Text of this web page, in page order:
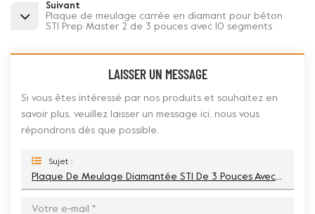
Suivant
Plaque de meulage carrée en diamant pour béton
STI Prep Master 2 de 3 pouces avec 10 segments
LAISSER UN MESSAGE
Si vous êtes intéressé par nos produits et souhaitez en
savoir plus, veuillez laisser un message ici, nous vous
répondrons dès que possible.
Sujet :
Plaque De Meulage Diamantée STI De 3 Pouces Avec 5 Flèches Pour La Préparation Des Sols En Béton